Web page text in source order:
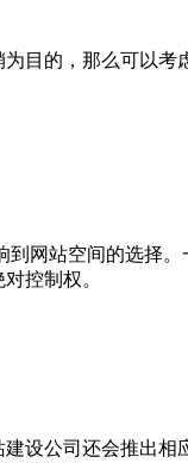
目的，那么可以
网站空间的选择
控制权。
设公司还会推出